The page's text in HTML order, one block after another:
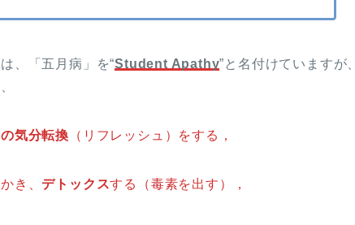
、「五月病」を“Student Apathy”と名付けていますが、
気分転換 （リフレッシュ）をする，
き、 デトックスする（毒素を出す），